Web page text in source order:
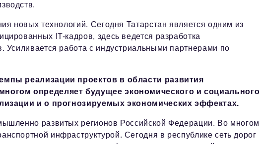
новых технологий. Сегодня Татарстан является одним из
IT-кадров, здесь ведется разработка
Усиливается работа с индустриальными партнерами по
реализации проектов в области развития
определяет будущее экономического и социального
и о прогнозируемых экономических эффектах.
развитых регионов Российской Федерации. Во многом
инфраструктурой. Сегодня в республике сеть дорог